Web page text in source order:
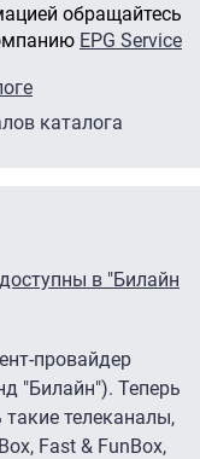
обращайтесь
EPG Service
каталога
в "Билайн
провайдер
"Билайн"). Теперь
такие телеканалы,
Fast & FunBox,